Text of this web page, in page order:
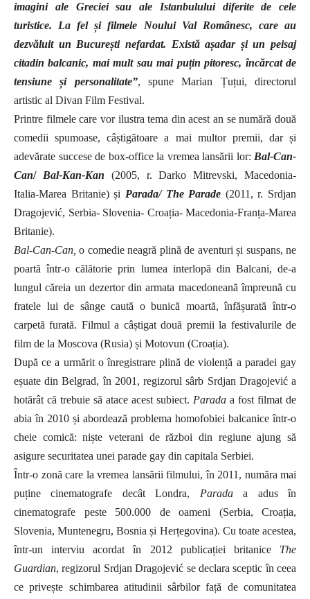
imagini ale Greciei sau ale Istanbulului diferite de cele
turistice. La fel și filmele Noului Val Românesc, care au
dezvăluit un București nefardat. Există așadar și un peisaj
citadin balcanic, mai mult sau mai puțin pitoresc, încărcat de
tensiune și personalitate”, spune Marian Țuțui, directorul
artistic al Divan Film Festival.
Printre filmele care vor ilustra tema din acest an se numără două
comedii spumoase, câștigătoare a mai multor premii, dar și
adevărate succese de box-office la vremea lansării lor: Bal-Can-
Can/ Bal-Kan-Kan (2005, r. Darko Mitrevski, Macedonia-
Italia-Marea Britanie) și Parada/ The Parade (2011, r. Srdjan
Dragojević, Serbia- Slovenia- Croația- Macedonia-Franța-Marea
Britanie).
Bal-Can-Can,o comedie neagră plină de aventuri și suspans, ne
poartă într-o călătorie prin lumea interlopă din Balcani, de-a
lungul căreia un dezertor din armata macedoneană împreună cu
fratele lui de sânge caută o bunică moartă, înfășurată într-o
carpetă furată. Filmul a câștigat două premii la festivalurile de
film de la Moscova (Rusia) și Motovun (Croația).
După ce a urmărit o înregistrare plină de violență a paradei gay
eșuate din Belgrad, în 2001, regizorul sârb Srdjan Dragojević a
hotărât că trebuie să atace acest subiect. Parada a fost filmat de
abia în 2010 și abordează problema homofobiei balcanice într-o
cheie comică: niște veterani de război din regiune ajung să
asigure securitatea unei parade gay din capitala Serbiei.
Într-o zonă care la vremea lansării filmului, în 2011, număra mai
puține cinematografe decât Londra, Paradaa adus în
cinematografe peste 500.000 de oameni (Serbia, Croația,
Slovenia, Muntenegru, Bosnia și Herțegovina). Cu toate acestea,
într-un interviu acordat în 2012 publicației britanice The
Guardian, regizorul Srdjan Dragojević se declara sceptic în ceea
ce privește schimbarea atitudinii sârbilor față de comunitatea